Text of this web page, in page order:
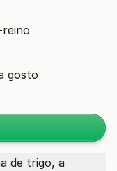
gosto
de trigo, a